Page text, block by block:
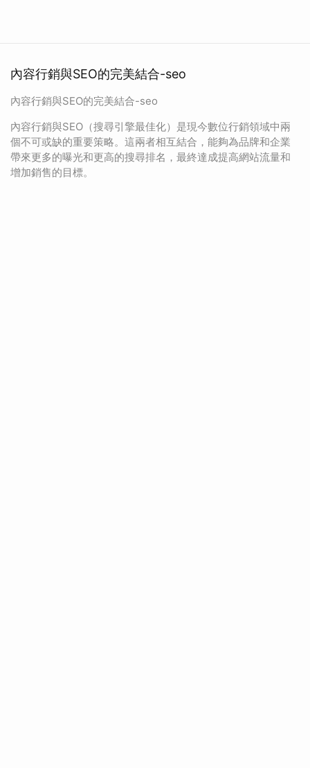
內容行銷與SEO的完美結合-seo
內容行銷與SEO的完美結合-seo
內容行銷與SEO（搜尋引擎最佳化）是現今數位行銷領域中兩
個不可或缺的重要策略。這兩者相互結合，能夠為品牌和企業
帶來更多的曝光和更高的搜尋排名，最終達成提高網站流量和
增加銷售的目標。